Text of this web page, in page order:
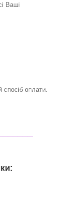
Ваші
оплати.